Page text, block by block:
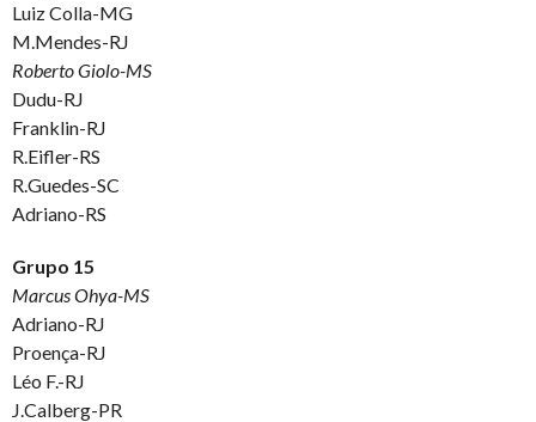
Luiz Colla-MG
M.Mendes-RJ
Roberto Giolo-MS
Dudu-RJ
Franklin-RJ
R.Eifler-RS
R.Guedes-SC
Adriano-RS
Grupo 15
Marcus Ohya-MS
Adriano-RJ
Proença-RJ
Léo F.-RJ
J.Calberg-PR